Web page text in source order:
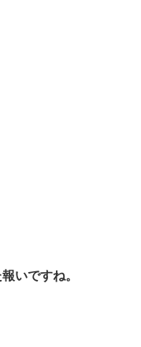
いですね。